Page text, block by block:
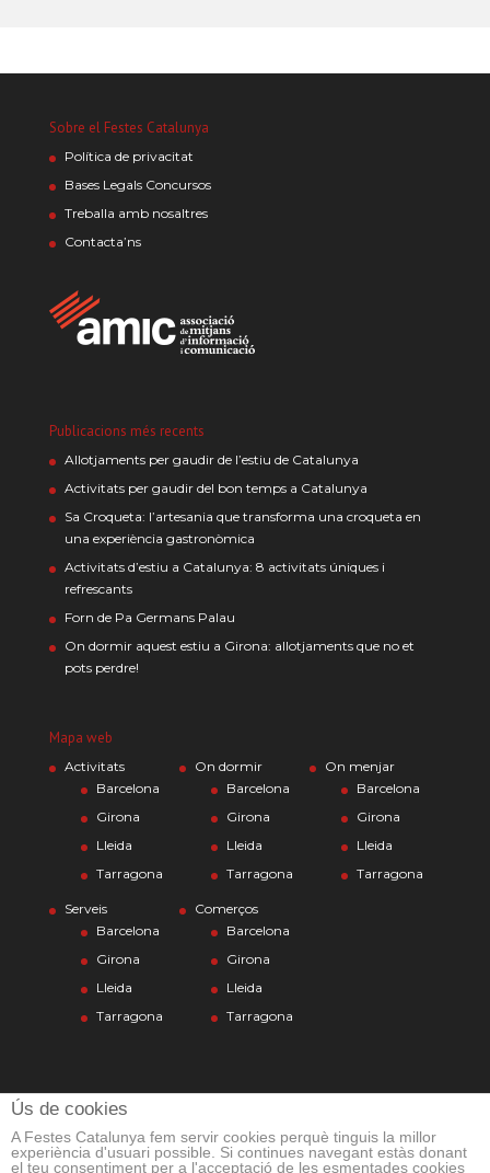
Sobre el Festes Catalunya
Política de privacitat
Bases Legals Concursos
Treballa amb nosaltres
Contacta’ns
Publicacions més recents
Allotjaments per gaudir de l’estiu de Catalunya
Activitats per gaudir del bon temps a Catalunya
Sa Croqueta: l’artesania que transforma una croqueta en
una experiència gastronòmica
Activitats d’estiu a Catalunya: 8 activitats úniques i
refrescants
Forn de Pa Germans Palau
On dormir aquest estiu a Girona: allotjaments que no et
pots perdre!
Mapa web
Activitats
Barcelona
Girona
Lleida
Tarragona
On dormir
Barcelona
Girona
Lleida
Tarragona
On menjar
Barcelona
Girona
Lleida
Tarragona
Serveis
Barcelona
Girona
Lleida
Tarragona
Comerços
Barcelona
Girona
Lleida
Tarragona
Ús de cookies
A Festes Catalunya fem servir cookies perquè tinguis la millor
experiència d'usuari possible. Si continues navegant estàs donant
el teu consentiment per a l'acceptació de les esmentades cookies